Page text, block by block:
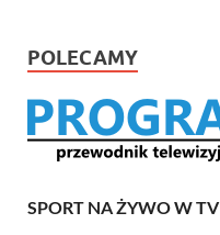
POLECAMY
SPORT NA ŻYWO W TV